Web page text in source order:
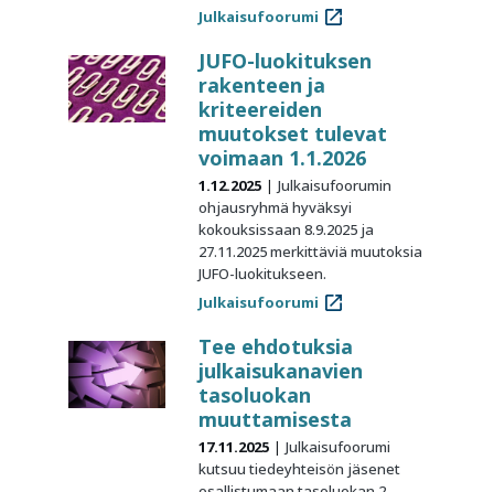
Julkaisufoorumi
JUFO-luokituksen
rakenteen ja
kriteereiden
muutokset tulevat
voimaan 1.1.2026
1.12.2025
Julkaisufoorumin
ohjausryhmä hyväksyi
kokouksissaan 8.9.2025 ja
27.11.2025 merkittäviä muutoksia
JUFO-luokitukseen.
Julkaisufoorumi
Tee ehdotuksia
julkaisukanavien
tasoluokan
muuttamisesta
17.11.2025
Julkaisufoorumi
kutsuu tiedeyhteisön jäsenet